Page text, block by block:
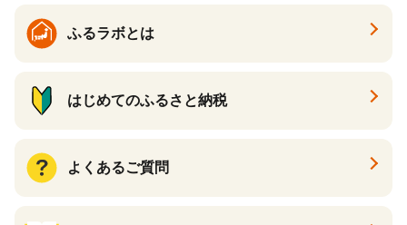
ふるラボとは
はじめてのふるさと納税
よくあるご質問